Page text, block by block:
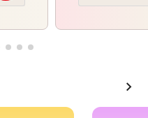
chevron_right